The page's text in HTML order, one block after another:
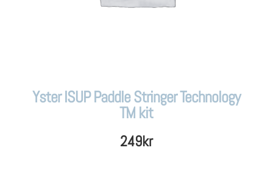
Yster ISUP Paddle Stringer Technology
TM kit
249kr